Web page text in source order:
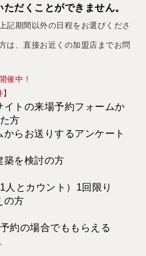
だくことができません。
記期間以外の日程をお選びくださ
は、直接お近くの加盟店までお問
催中！
イトの来場予約フォームか
方
からお送りするアンケート
築を検討の方
人とカウント）1回限り
の方
約の場合でももらえる